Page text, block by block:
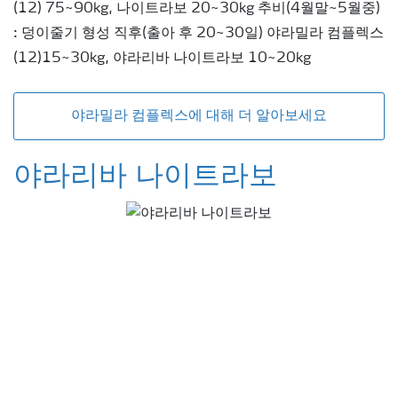
(12) 75~90kg, 나이트라보 20~30kg 추비(4월말~5월중)
: 덩이줄기 형성 직후(출아 후 20~30일) 야라밀라 컴플렉스
(12)15~30kg, 야라리바 나이트라보 10~20kg
야라밀라 컴플렉스에 대해 더 알아보세요
야라리바 나이트라보